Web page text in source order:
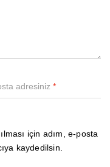
adresiniz *
için adım, e-posta
kaydedilsin.